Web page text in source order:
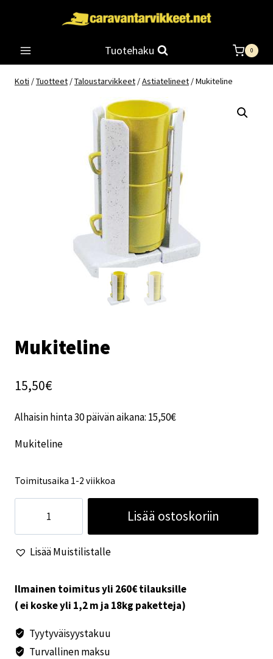
Tuotehaku 0
Koti /Tuotteet /Taloustarvikkeet /Astiatelineet /Mukiteline
Mukiteline
15,50€
Alhaisin hinta 30 päivän aikana: 15,50€
Mukiteline
Toimitusaika 1-2 viikkoa
Lisää ostoskoriin
Lisää Muistilistalle
Ilmainen toimitus yli 260€ tilauksille
( ei koske yli 1,2 m ja 18kg paketteja)
Tyytyväisyystakuu
Turvallinen maksu